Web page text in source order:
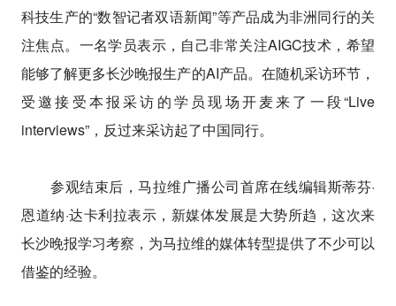
科技生产的“数智记者双语新闻”等产品成为非洲同行的关
注焦点。一名学员表示，自己非常关注AIGC技术，希望
能够了解更多长沙晚报生产的AI产品。在随机采访环节，
受邀接受本报采访的学员现场开麦来了一段“Live
interviews”，反过来采访起了中国同行。
参观结束后，马拉维广播公司首席在线编辑斯蒂芬·
恩道纳·达卡利拉表示，新媒体发展是大势所趋，这次来
长沙晚报学习考察，为马拉维的媒体转型提供了不少可以
借鉴的经验。